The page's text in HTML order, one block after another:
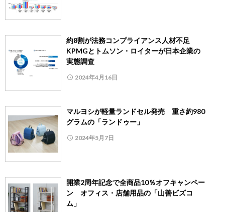
約8割が法務コンプライアンス人材不足
KPMGとトムソン・ロイターが日本企業の
実態調査
2024年4月16日
マルヨシが軽量ランドセル発売 重さ約980
グラムの「ランドゥー」
2024年5月7日
開業2周年記念で全商品10％オフキャンペー
ン オフィス・店舗用品の「山善ビズコ
ム」